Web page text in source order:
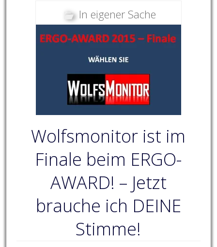
In eigener Sache
Wolfsmonitor ist im
Finale beim ERGO-
AWARD! – Jetzt
brauche ich DEINE
Stimme!